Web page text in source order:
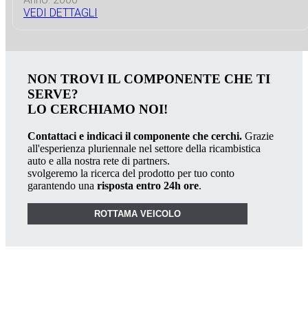
VEDI DETTAGLI
NON TROVI IL COMPONENTE CHE TI
SERVE?
LO CERCHIAMO NOI!
Contattaci e indicaci il componente che cerchi. Grazie
all'esperienza pluriennale nel settore della ricambistica
auto e alla nostra rete di partners.
svolgeremo la ricerca del prodotto per tuo conto
garantendo una risposta entro 24h ore.
ROTTAMA VEICOLO